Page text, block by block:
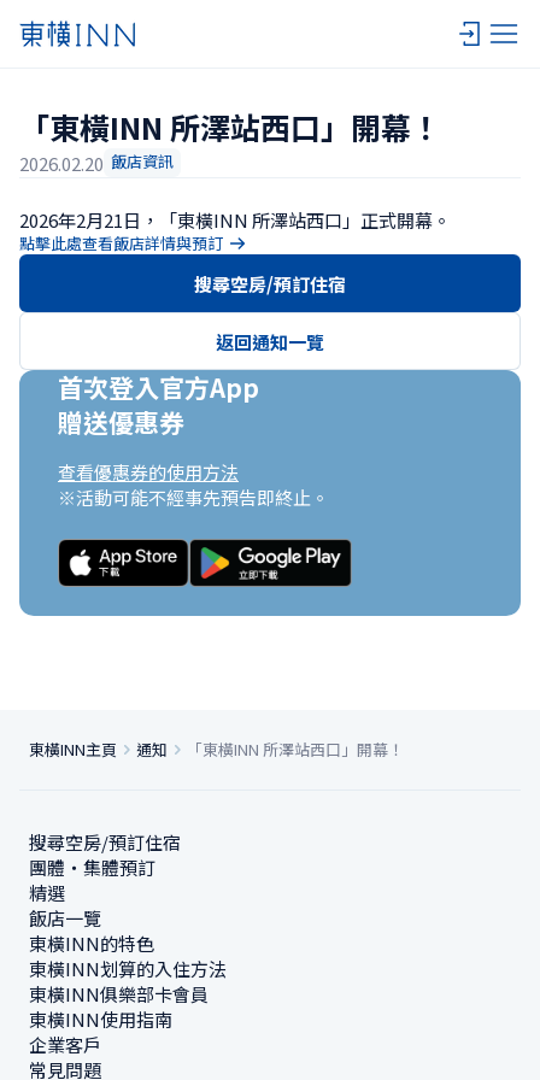
「東橫INN 所澤站西口」開幕！
2026.02.20 飯店資訊
2026年2月21日，「東橫INN 所澤站西口」正式開幕。
點擊此處查看飯店詳情與預訂
搜尋空房/預訂住宿
返回通知一覽
首次登入官方App
贈送優惠券
查看優惠券的使用方法
※活動可能不經事先預告即終止。
東橫INN主頁 通知 「東橫INN 所澤站西口」開幕！
搜尋空房/預訂住宿
團體・集體預訂
精選
飯店一覽
東橫INN的特色
東橫INN划算的入住方法
東橫INN俱樂部卡會員
東橫INN使用指南
企業客戶
常見問題